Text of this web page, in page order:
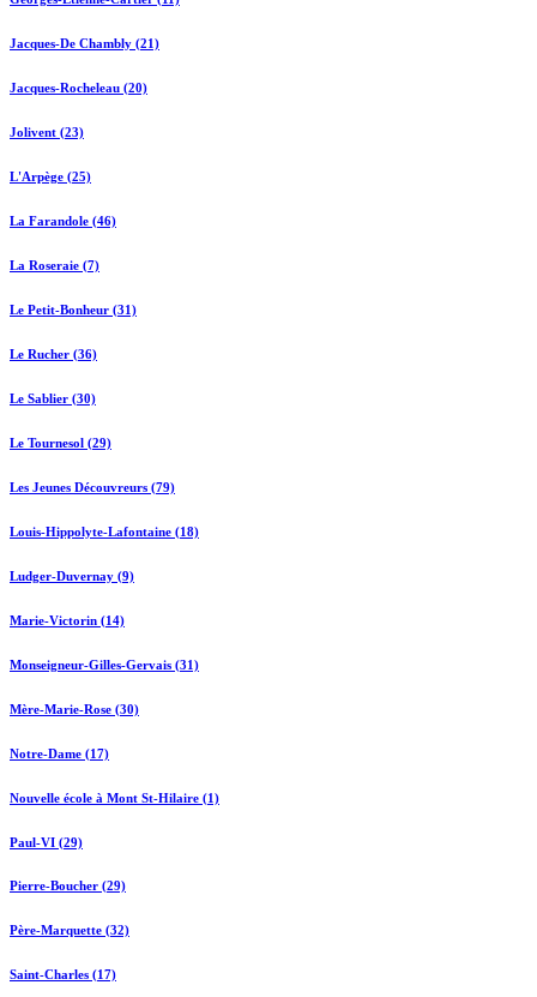
Jacques-De Chambly (21)
Jacques-Rocheleau (20)
Jolivent (23)
L'Arpège (25)
La Farandole (46)
La Roseraie (7)
Le Petit-Bonheur (31)
Le Rucher (36)
Le Sablier (30)
Le Tournesol (29)
Les Jeunes Découvreurs (79)
Louis-Hippolyte-Lafontaine (18)
Ludger-Duvernay (9)
Marie-Victorin (14)
Monseigneur-Gilles-Gervais (31)
Mère-Marie-Rose (30)
Notre-Dame (17)
Nouvelle école à Mont St-Hilaire (1)
Paul-VI (29)
Pierre-Boucher (29)
Père-Marquette (32)
Saint-Charles (17)